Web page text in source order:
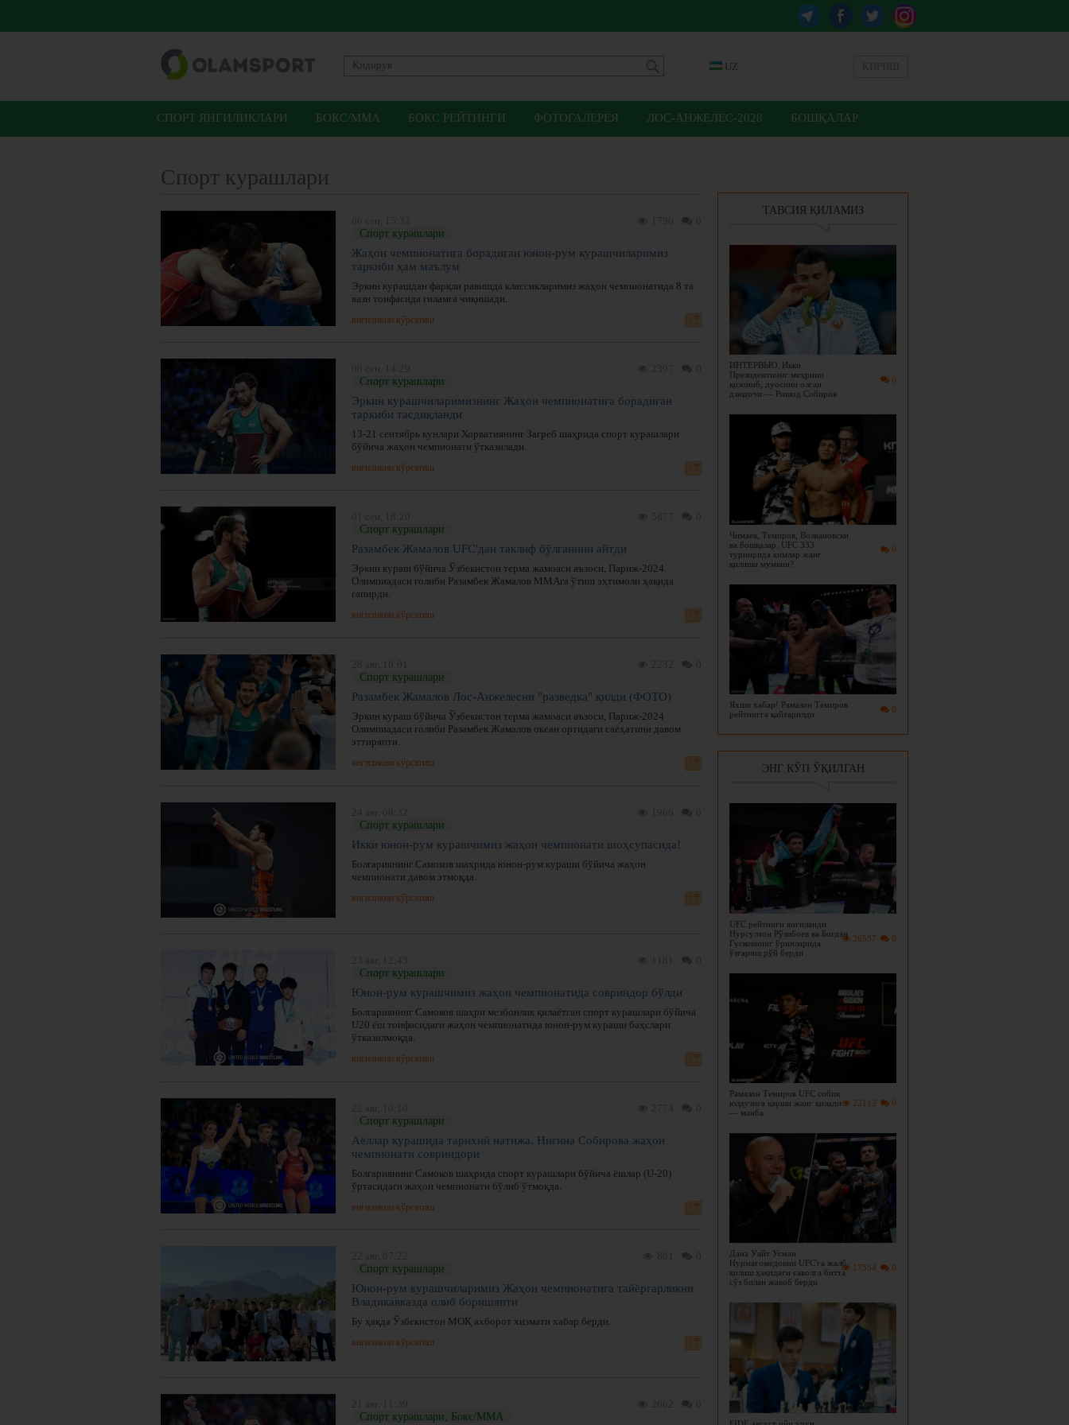
UZ
СПОРТ ЯНГИЛИКЛАРИ БОКС/ММА БОКС РЕЙТИНГИ ФОТОГАЛЕРЕЯ ЛОС-АНЖЕЛЕС-2028 БОШҚАЛАР
ТАВСИЯ ҚИЛАМИЗ
0
ИНТЕРВЬЮ. Икки
Президентнинг меҳрини
қозониб, дуосини олган
дзюдочи — Ришод Собиров
0
Чимаев, Темиров, Волкановски
ва бошқалар. UFC 333
турнирида кимлар жанг
қилиши мумкин?
0
Яхши хабар! Рамазон Темиров
рейтингга қайтарилди
ЭНГ КЎП ЎҚИЛГАН
0
26537
UFC рейтинги янгиланди.
Нурсултон Рўзибоев ва Богдан
Гусковнинг ўринларида
ўзгариш рўй берди
0
22112
Рамазон Темиров UFC собиқ
юлдузига қарши жанг қилади
— манба
0
17354
Дана Уайт Усман
Нурмагомедовни UFC'га жалб
қилиш ҳақидаги саволга битта
сўз билан жавоб берди
Спорт курашлари
Спорт курашлари
Жаҳон чемпионатига борадиган юнон-рум курашчиларимиз
таркиби ҳам маълум
Эркин курашдан фарқли равишда классикларимиз жаҳон чемпионатида 8 та
вазн тоифасида гиламга чиқишади.
янгиликни кўрсатиш
Спорт курашлари
Эркин курашчиларимизнинг Жаҳон чемпионатига борадиган
таркиби тасдиқланди
13-21 сентябрь кунлари Хорватиянинг Загреб шаҳрида спорт курашлари
бўйича жаҳон чемпионати ўтказилади.
янгиликни кўрсатиш
Спорт курашлари
Разамбек Жамалов UFC'дан таклиф бўлганини айтди
Эркин кураш бўйича Ўзбекистон терма жамоаси аъзоси, Париж-2024
Олимпиадаси ғолиби Разамбек Жамалов ММАга ўтиш эҳтимоли ҳақида
гапирди.
янгиликни кўрсатиш
Спорт курашлари
Разамбек Жамалов Лос-Анжелесни "разведка" қилди (ФОТО)
Эркин кураш бўйича Ўзбекистон терма жамоаси аъзоси, Париж-2024
Олимпиадаси ғолиби Разамбек Жамалов океан ортидаги саёҳатини давом
эттиряпти.
янгиликни кўрсатиш
Спорт курашлари
Икки юнон-рум курашчимиз жаҳон чемпионати шоҳсупасида!
Болгариянинг Самоков шаҳрида юнон-рум кураши бўйича жаҳон
чемпионати давом этмоқда.
янгиликни кўрсатиш
Спорт курашлари
Юнон-рум курашчимиз жаҳон чемпионатида совриндор бўлди
Болгариянинг Самоков шаҳри мезбонлик қилаётган спорт курашлари бўйича
U20 ёш тоифасидаги жаҳон чемпионатида юнон-рум кураши баҳслари
ўтказилмоқда.
янгиликни кўрсатиш
Спорт курашлари
Аёллар курашида тарихий натижа. Нигина Собирова жаҳон
чемпионати совриндори
Болгариянинг Самоков шаҳрида спорт курашлари бўйича ёшлар (U-20)
ўртасидаги жаҳон чемпионати бўлиб ўтмоқда.
янгиликни кўрсатиш
Спорт курашлари
Юнон-рум курашчиларимиз Жаҳон чемпионатига тайёргарликни
Владикавказда олиб боришяпти
Бу ҳақда Ўзбекистон МОҚ ахборот хизмати хабар берди.
янгиликни кўрсатиш
Спорт курашлари, Бокс/ММА